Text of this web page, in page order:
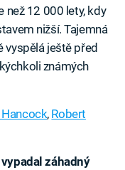
než 12 000 lety, kdy
nižší. Tajemná
vyspělá ještě před
známých
, Robert
záhadný